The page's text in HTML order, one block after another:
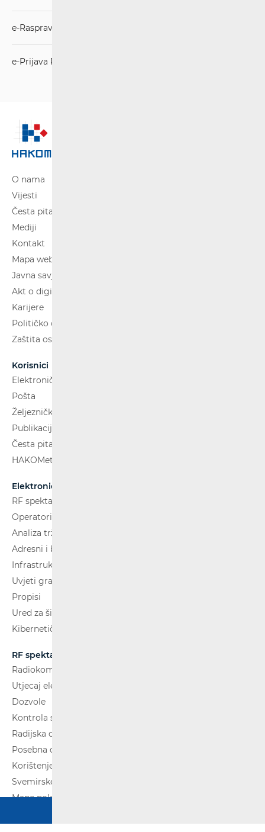
e-Rasprava
e-Prijava RP
O nama
Vijesti
Česta pitanja
Mediji
Kontakt
Mapa weba
Javna savjetovanja
Akt o digitalnim uslugama
Karijere
Političko oglašavanje
Zaštita osobnih podataka
Korisnici
Elektroničke komunikacije
Pošta
Željeznički putnički prijevoz
Publikacije
Česta pitanja
HAKOMetar
Elektroničke komunikacije
RF spektar
Operatori i usluge
Analiza tržišta
Adresni i brojevni prostor
Infrastruktura
Uvjeti gradnje
Propisi
Ured za širokopojasnost (BCO)
Kibernetička sigurnost
RF spektar
Radiokomunikacije i radiodifuzija
Utjecaj elektromagnetskih polja (EMP)
Dozvole
Kontrola spektra
Radijska oprema
Posebna ovlaštenja
Korištenje WAS/RLAN radijske opreme
Svemirske radijske komunikacije
Mape pokrivenosti